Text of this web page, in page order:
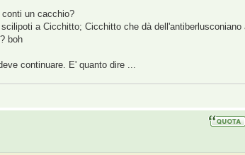
un cacchio?
a Cicchitto; Cicchitto che dà dell'antiberlusconiano
boh
continuare. E' quanto dire ...